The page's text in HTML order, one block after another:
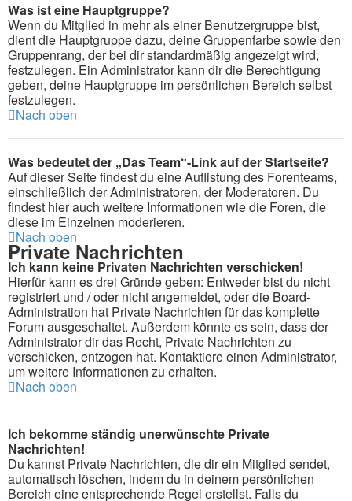
Was ist eine Hauptgruppe?
Wenn du Mitglied in mehr als einer Benutzergruppe bist,
dient die Hauptgruppe dazu, deine Gruppenfarbe sowie den
Gruppenrang, der bei dir standardmäßig angezeigt wird,
festzulegen. Ein Administrator kann dir die Berechtigung
geben, deine Hauptgruppe im persönlichen Bereich selbst
festzulegen.
Nach oben
Was bedeutet der „Das Team“-Link auf der Startseite?
Auf dieser Seite findest du eine Auflistung des Forenteams,
einschließlich der Administratoren, der Moderatoren. Du
findest hier auch weitere Informationen wie die Foren, die
diese im Einzelnen moderieren.
Nach oben
Private Nachrichten
Ich kann keine Privaten Nachrichten verschicken!
Hierfür kann es drei Gründe geben: Entweder bist du nicht
registriert und / oder nicht angemeldet, oder die Board-
Administration hat Private Nachrichten für das komplette
Forum ausgeschaltet. Außerdem könnte es sein, dass der
Administrator dir das Recht, Private Nachrichten zu
verschicken, entzogen hat. Kontaktiere einen Administrator,
um weitere Informationen zu erhalten.
Nach oben
Ich bekomme ständig unerwünschte Private
Nachrichten!
Du kannst Private Nachrichten, die dir ein Mitglied sendet,
automatisch löschen, indem du in deinem persönlichen
Bereich eine entsprechende Regel erstellst. Falls du